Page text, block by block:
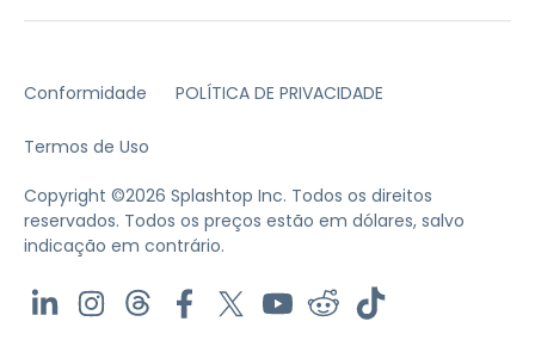
Conformidade POLÍTICA DE PRIVACIDADE
Termos de Uso
Copyright ©2026 Splashtop Inc. Todos os direitos
reservados. Todos os preços estão em dólares, salvo
indicação em contrário.